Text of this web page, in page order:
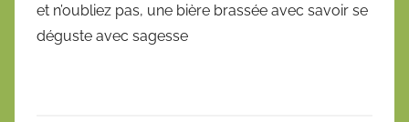
et n’oubliez pas, une bière brassée avec savoir se
déguste avec sagesse